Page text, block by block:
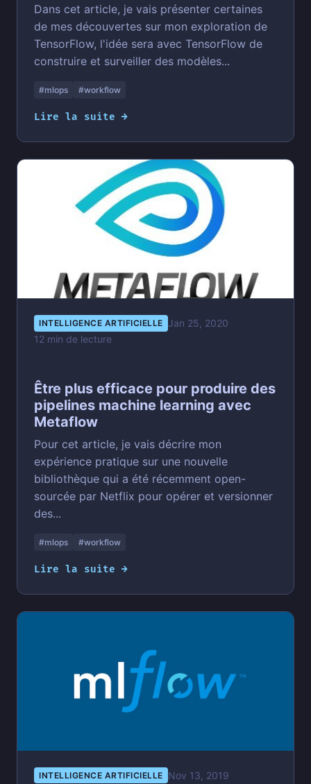
Dans cet article, je vais présenter certaines
de mes découvertes sur mon exploration de
TensorFlow, l'idée sera avec TensorFlow de
construire et surveiller des modèles...
#mlops #workflow
Lire la suite →
INTELLIGENCE ARTIFICIELLE Jan 25, 2020
12 min de lecture
Être plus efficace pour produire des
pipelines machine learning avec
Metaflow
Pour cet article, je vais décrire mon
expérience pratique sur une nouvelle
bibliothèque qui a été récemment open-
sourcée par Netflix pour opérer et versionner
des...
#mlops #workflow
Lire la suite →
INTELLIGENCE ARTIFICIELLE Nov 13, 2019